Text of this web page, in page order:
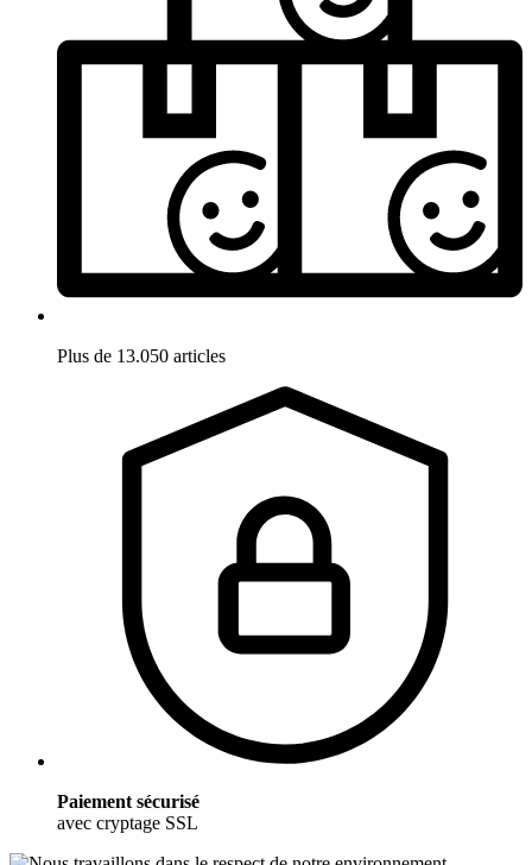
Plus de 13.050 articles
Paiement sécurisé
avec cryptage SSL